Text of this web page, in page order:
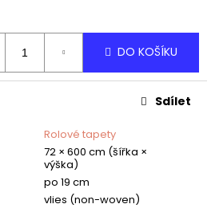
DO KOŠÍKU
Rolové tapety
72 × 600 cm (šířka ×
výška)
po 19 cm
vlies (non-woven)
Sdílet